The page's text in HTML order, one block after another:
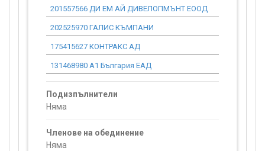
201557566 ДИ ЕМ АЙ ДИВЕЛОПМЪНТ ЕООД
202525970 ГАЛИС КЪМПАНИ
175415627 КОНТРАКС АД
131468980 А1 България ЕАД
Подизпълнители
Няма
Членове на обединение
Няма